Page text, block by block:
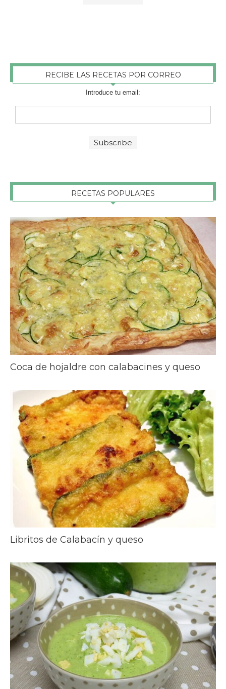
RECIBE LAS RECETAS POR CORREO
Introduce tu email:
RECETAS POPULARES
Coca de hojaldre con calabacines y queso
Libritos de Calabacín y queso